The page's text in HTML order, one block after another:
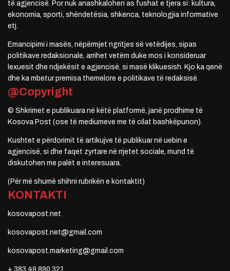
të agjencisë. Por nuk anashkalohen as fushat e tjera si: kultura,
ekonomia, sporti, shëndetësia, shkenca, teknologjia informative
etj.
Emancipimi i masës, nëpërmjet ngritjes së vetëdijes, sipas
politikave redaksionale, arrihet vetëm duke mos i konsideruar
lexuesit dhe ndjekësit e agjencisë, si masë klikuesish. Kjo ka qenë
dhe ka mbetur premisa themelore e politikave të redaksisë.
@Copyright
© Shkrimet e publikuara në këtë platformë, janë prodhime të
Kosova Post (ose të mediumeve me të cilat bashkëpunon).
Kushtet e përdorimit të artikujve të publikuar në uebin e
agjencisë, si dhe faqet zyrtare në rrjetet sociale, mund të
diskutohen me palët e interesuara.
(Për më shumë shihni rubrikën e kontaktit)
KONTAKTI
kosovapost.net
kosovapost.net@gmail.com
kosovapost.marketing@gmail.com
+ 383 49 890 321